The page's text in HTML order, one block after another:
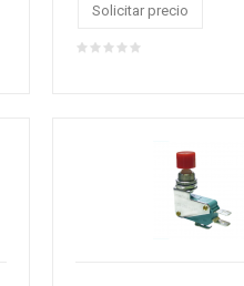
Solicitar precio